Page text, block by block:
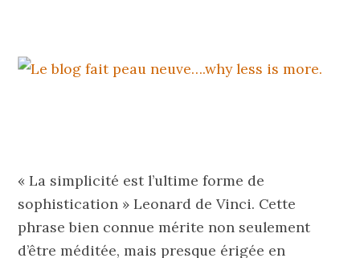
« La simplicité est l’ultime forme de
sophistication » Leonard de Vinci. Cette
phrase bien connue mérite non seulement
d’être méditée, mais presque érigée en